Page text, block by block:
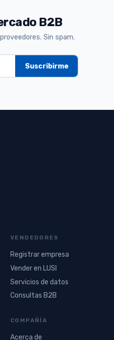
B2B
Sin spam.
VENDEDORES
Registrar empresa
Vender en LUSI
Servicios de datos
Consultas B2B
COMPAÑÍA
Acerca de